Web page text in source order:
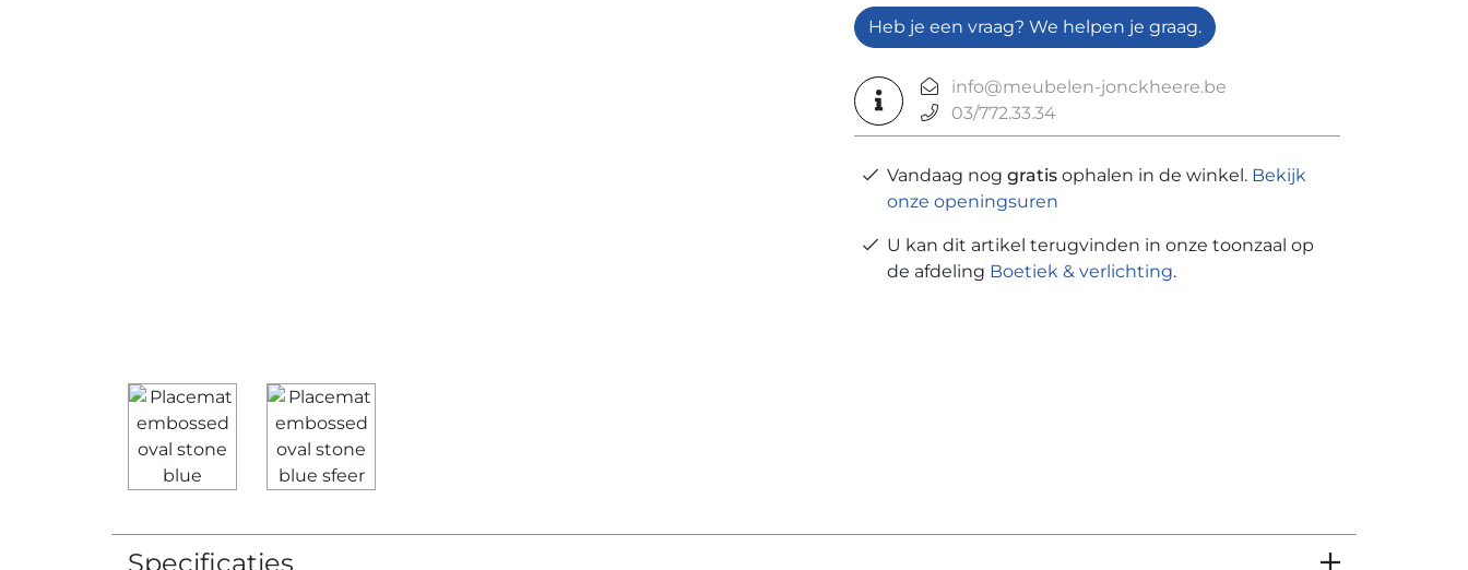
Heb je een vraag? We helpen je graag.
info@meubelen-jonckheere.be
03/772.33.34
Vandaag nog gratis ophalen in de winkel. Bekijk
onze openingsuren
U kan dit artikel terugvinden in onze toonzaal op
de afdeling Boetiek & verlichting.
Specificaties